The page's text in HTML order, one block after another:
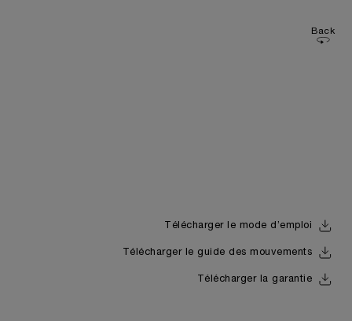
Back
Télécharger le mode d’emploi
Télécharger le guide des mouvements
Télécharger la garantie